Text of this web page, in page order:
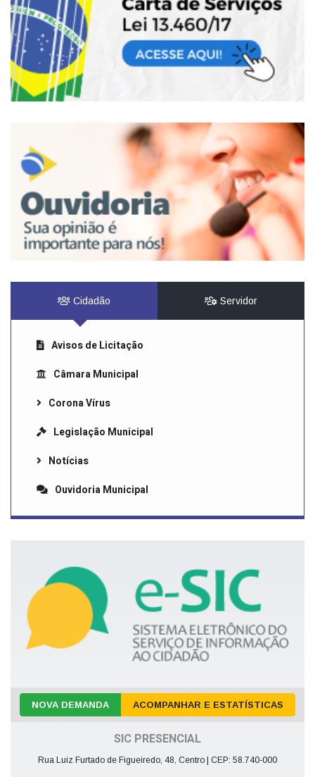
Cidadão Servidor
Avisos de Licitação
Câmara Municipal
Corona Vírus
Legislação Municipal
Notícias
Ouvidoria Municipal
NOVA DEMANDA ACOMPANHAR E ESTATÍSTICAS
SIC PRESENCIAL
Rua Luiz Furtado de Figueiredo, 48, Centro | CEP: 58.740-000